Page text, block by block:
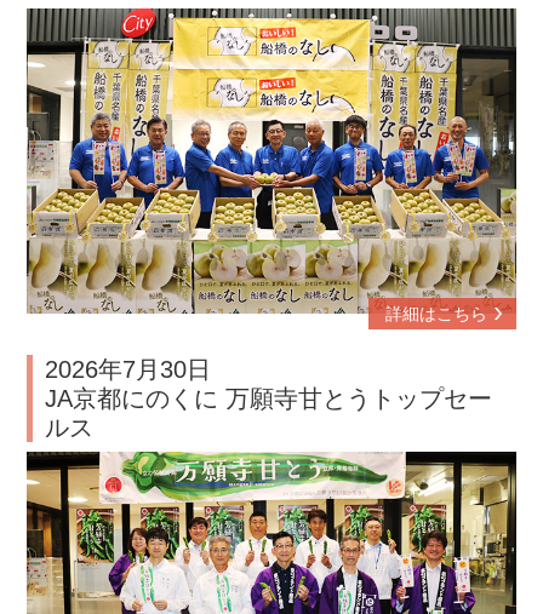
詳細はこちら
2026年7月30日
JA京都にのくに 万願寺甘とうトップセー
ルス